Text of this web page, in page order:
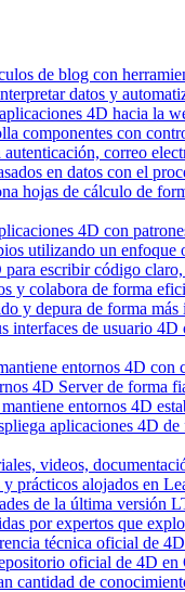
de blog con
datos y
4D hacia la
componentes con
autenticación, correo
en datos con el
hojas de cálculo de
4D con
utilizando un
escribir código
y colabora de forma
y depura de forma
interfaces de usuario
entornos 4D
4D Server de forma
entornos 4D
aplicaciones 4D de
videos,
prácticos alojados en
de la última versión
por expertos que
técnica oficial de
oficial de 4D en
cantidad de